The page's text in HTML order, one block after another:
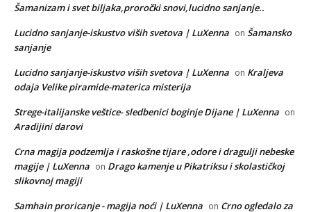
Šamanizam i svet biljaka,proročki snovi,lucidno sanjanje..
Lucidno sanjanje-iskustvo viših svetova | LuXenna on Šamansko
sanjanje
Lucidno sanjanje-iskustvo viših svetova | LuXenna on Kraljeva
odaja Velike piramide-materica misterija
Strege-italijanske veštice- sledbenici boginje Dijane | LuXenna on
Aradijini darovi
Crna magija podzemlja i raskošne tijare ,odore i dragulji nebeske
magije | LuXenna on Drago kamenje u Pikatriksu i skolastičkoj
slikovnoj magiji
Samhain proricanje - magija noći | LuXenna on Crno ogledalo za